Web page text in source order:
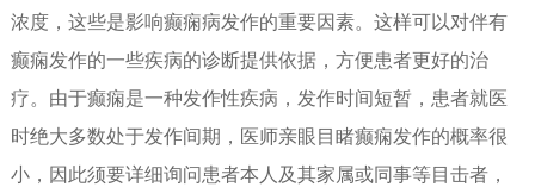
浓度，这些是影响癫痫病发作的重要因素。这样可以对伴有
癫痫发作的一些疾病的诊断提供依据，方便患者更好的治
疗。由于癫痫是一种发作性疾病，发作时间短暂，患者就医
时绝大多数处于发作间期，医师亲眼目睹癫痫发作的概率很
小，因此须要详细询问患者本人及其家属或同事等目击者，